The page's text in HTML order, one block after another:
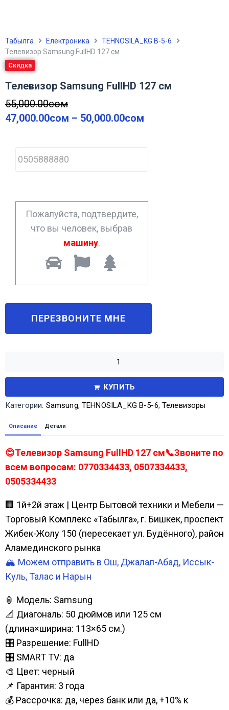
Табылга Електроника
TEHNOSILA_KG В-5-6
Телевизор Samsung FullHD 127 см
Скидка
Телевизор Samsung FullHD 127 см
55,000.00сом
47,000.00сом – 50,000.00сом
h
o
*
Пожалуйста, подтвердите,
что вы человек, выбрав
машину.
КУПИТЬ
Категории: Samsung,TEHNOSILA_KG В-5-6,Телевизоры
Описание Детали
😊Телевизор Samsung FullHD 127 см📞Звоните по
всем вопросам: 0770334433, 0507334433,
0505334433
🏢 1й+2й этаж | Центр Бытовой техники и Мебели —
Торговый Комплекс «Табылга», г. Бишкек, проспект
Жибек-Жолу 150 (пересекает ул. Будённого), район
Аламединского рынка
🏔️ Можем отправить в Ош, Джалал-Абад, Иссык-
Куль, Талас и Нарын
🏮 Модель: Samsung
📐 Диагональ: 50 дюймов или 125 см
(длина×ширина: 113×65 см.)
🎛️ Разрешение: FullHD
🎛️ SMART TV: да
🎨 Цвет: черный
📌 Гарантия: 3 года
💰 Рассрочка: да, через банк или да, +10% к